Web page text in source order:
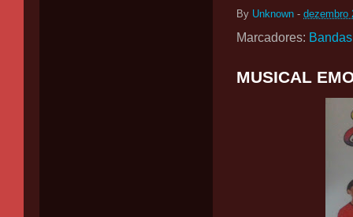
By Unknown - dezembro
Marcadores: Bandas
MUSICAL